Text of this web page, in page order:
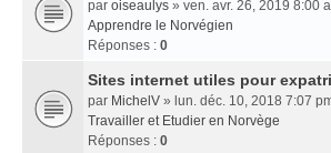
par oiseaulys » ven. avr. 26, 2019 8:00
Apprendre le Norvégien
Réponses : 0
Sites internet utiles pour
par MichelV » lun. déc. 10, 2018 7:07
Travailler et Etudier en Norvège
Réponses : 0